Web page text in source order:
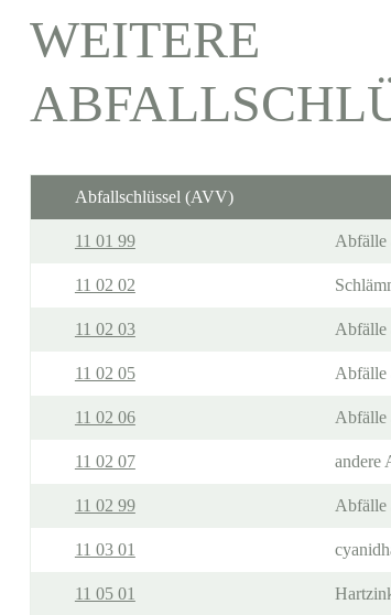
WEITERE
Abfallschlüssel (AVV)
11 01 99 Abfälle
11 02 02
11 02 03 Abfälle
11 02 05 Abfälle
11 02 06 Abfälle
11 02 07 andere
11 02 99 Abfälle
11 03 01
11 05 01